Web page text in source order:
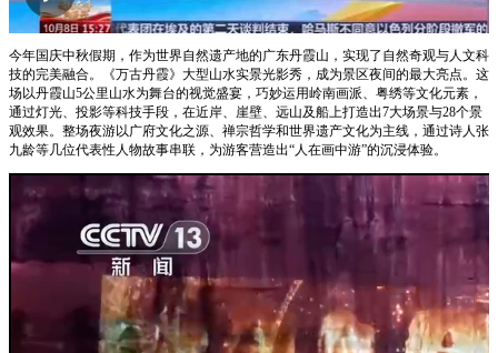
00:00 03:07
今年国庆中秋假期，作为世界自然遗产地的广东丹霞山，实现了自然奇观与人文科
技的完美融合。《万古丹霞》大型山水实景光影秀，成为景区夜间的最大亮点。这
场以丹霞山5公里山水为舞台的视觉盛宴，巧妙运用岭南画派、粤绣等文化元素，
通过灯光、投影等科技手段，在近岸、崖壁、远山及船上打造出7大场景与28个景
观效果。整场夜游以广府文化之源、禅宗哲学和世界遗产文化为主线，通过诗人张
九龄等几位代表性人物故事串联，为游客营造出“人在画中游”的沉浸体验。